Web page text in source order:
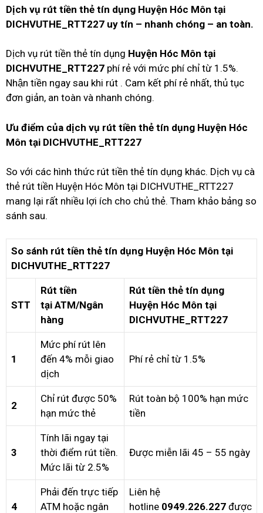
Dịch vụ rút tiền thẻ tín dụng Huyện Hóc Môn tại
DICHVUTHE_RTT227 uy tín – nhanh chóng – an toàn.
Dịch vụ rút tiền thẻ tín dụng Huyện Hóc Môn tại
DICHVUTHE_RTT227 phí rẻ với mức phí chỉ từ 1.5%.
Nhận tiền ngay sau khi rút . Cam kết phí rẻ nhất, thủ tục
đơn giản, an toàn và nhanh chóng.
Ưu điểm của dịch vụ rút tiền thẻ tín dụng Huyện Hóc
Môn tại DICHVUTHE_RTT227
So với các hình thức rút tiền thẻ tín dụng khác. Dịch vụ cà
thẻ rút tiền Huyện Hóc Môn tại DICHVUTHE_RTT227
mang lại rất nhiều lợi ích cho chủ thẻ. Tham khảo bảng so
sánh sau.
So sánh rút tiền thẻ tín dụng Huyện Hóc Môn tại
DICHVUTHE_RTT227
STT
Rút tiền
tại ATM/Ngân
hàng
Rút tiền thẻ tín dụng
Huyện Hóc Môn tại
DICHVUTHE_RTT227
1
Mức phí rút lên
đến 4% mỗi giao
dịch
Phí rẻ chỉ từ 1.5%
2
Chỉ rút được 50%
hạn mức thẻ
Rút toàn bộ 100% hạn mức
tiền
3
Tính lãi ngay tại
thời điểm rút tiền.
Mức lãi từ 2.5%
Được miễn lãi 45 – 55 ngày
4
Phải đến trực tiếp
ATM hoặc ngân
Liên hệ
hotline 0949.226.227 được